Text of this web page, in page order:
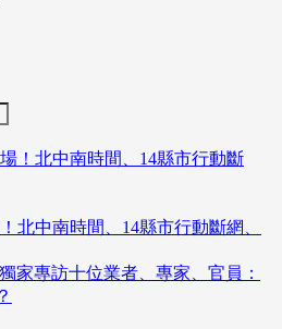
北中南時間、14縣市行動斷網、